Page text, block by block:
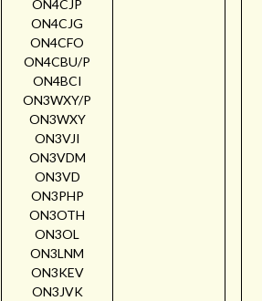
ON4CJP
ON4CJG
ON4CFO
ON4CBU/P
ON4BCI
ON3WXY/P
ON3WXY
ON3VJI
ON3VDM
ON3VD
ON3PHP
ON3OTH
ON3OL
ON3LNM
ON3KEV
ON3JVK